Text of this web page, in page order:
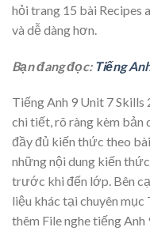
hỏi trang 15 bài Recipes
và dễ dàng hơn.
Bạn đang đọc: Tiếng
Tiếng Anh 9 Unit 7
chi tiết, rõ ràng kèm bản
đầy đủ kiến thức theo
những nội dung kiến
trước khi đến lớp. Bên
liệu khác tại chuyên mục
thêm File nghe tiếng Anh